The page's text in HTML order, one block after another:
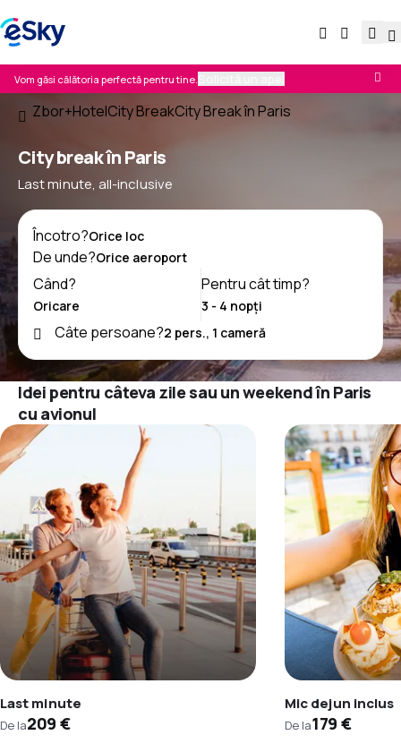
Vom găsi călătoria perfectă pentru tine.
Zbor+HotelCity BreakCity Break în Paris
City break în Paris
Last minute, all-inclusive
Încotro?
De unde?
Când?
Pentru cât timp?
Câte persoane?
Idei pentru câteva zile sau un weekend în Paris
cu avionul
Last minute
De la209 €
Mic dejun inclus
De la179 €